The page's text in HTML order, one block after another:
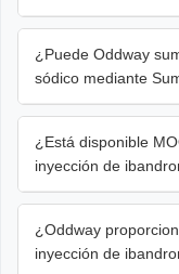
¿Puede Oddway
sódico mediante
¿Está disponible
inyección de
¿Oddway
inyección de